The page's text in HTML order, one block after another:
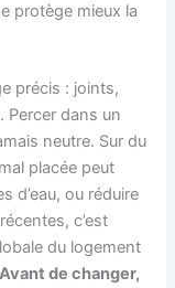
protège mieux la
précis : joints,
Percer dans un
neutre. Sur du
placée peut
d’eau, ou réduire
c’est
du logement
Avant de changer,